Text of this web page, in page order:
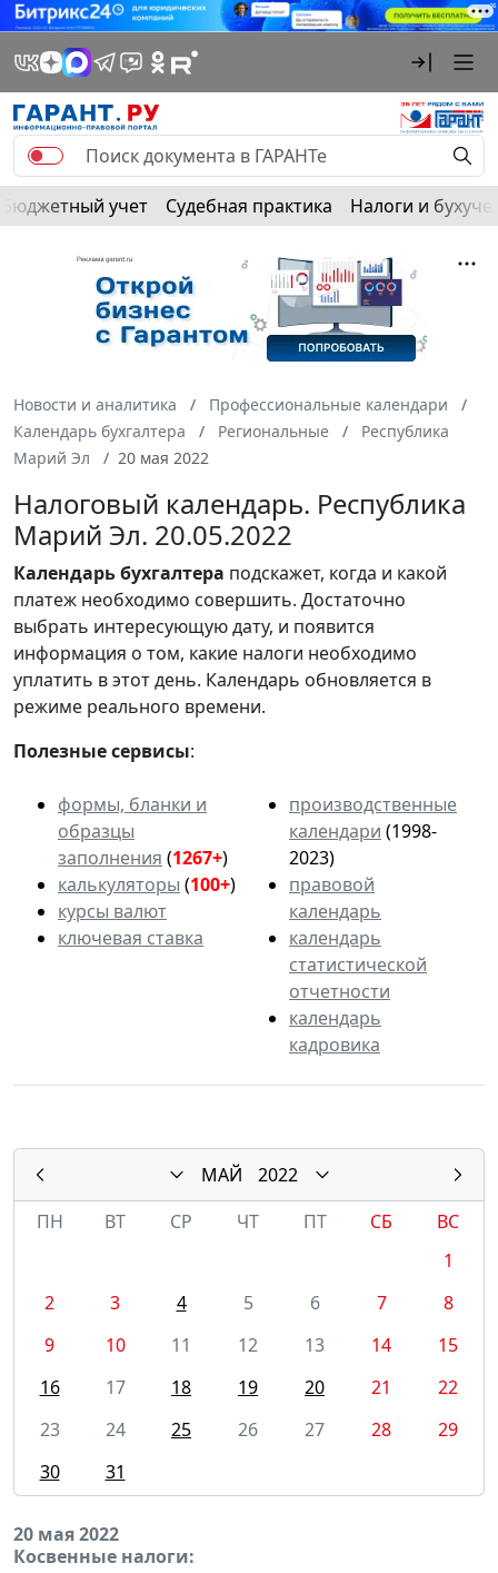
Бюджетный учет Судебная практика Налоги и
Новости и аналитика
Профессиональные календари
Календарь бухгалтера
Региональные
Республика
Марий Эл
20 мая 2022
Налоговый календарь. Республика
Марий Эл. 20.05.2022
Календарьбухгалтера подскажет, когда и какой
платеж необходимо совершить. Достаточно
выбрать интересующую дату, и появится
информация о том, какие налоги необходимо
уплатить в этот день. Календарь обновляется в
режиме реального времени.
Полезные сервисы:
формы, бланки и
образцы
заполнения (1267+)
калькуляторы (100+)
курсы валют
ключевая ставка
производственные
календари (1998-
2023)
правовой
календарь
календарь
статистической
отчетности
календарь
кадровика
МАЙ
2022
ПН
ВТ СР ЧТ ПТ СБ
ВС
1
2
3 4 5 6 7
8
9
10 11 12 13 14
15
16
17 18 19 20 21
22
23
24 25 26 27 28
29
30
31
20 мая 2022
Косвенные налоги: